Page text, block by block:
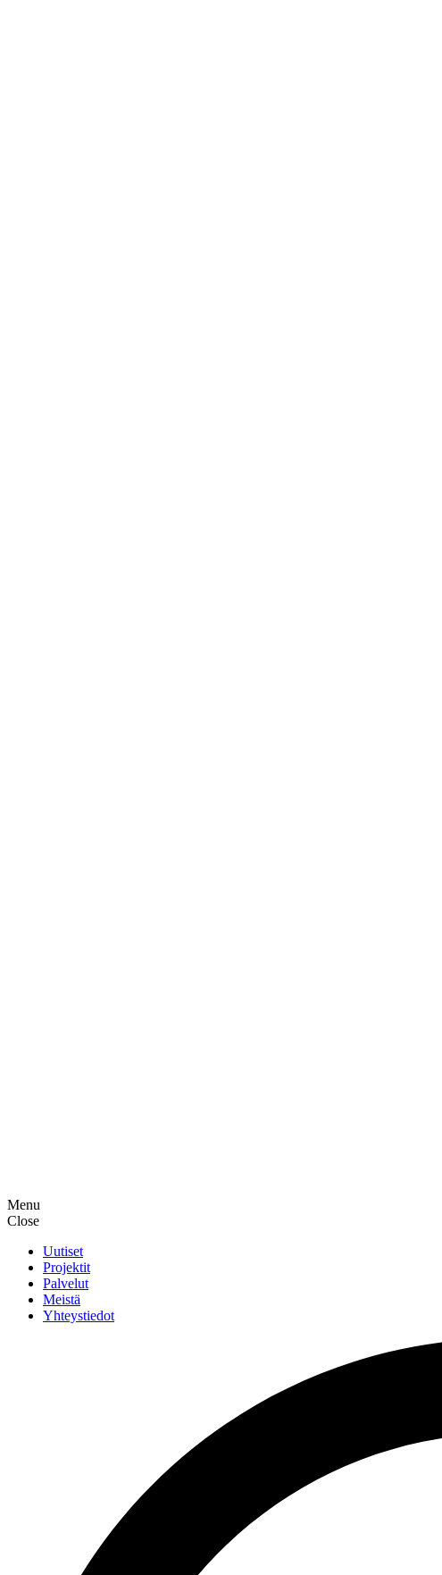
Menu
Close
Uutiset
Projektit
Palvelut
Meistä
Yhteystiedot